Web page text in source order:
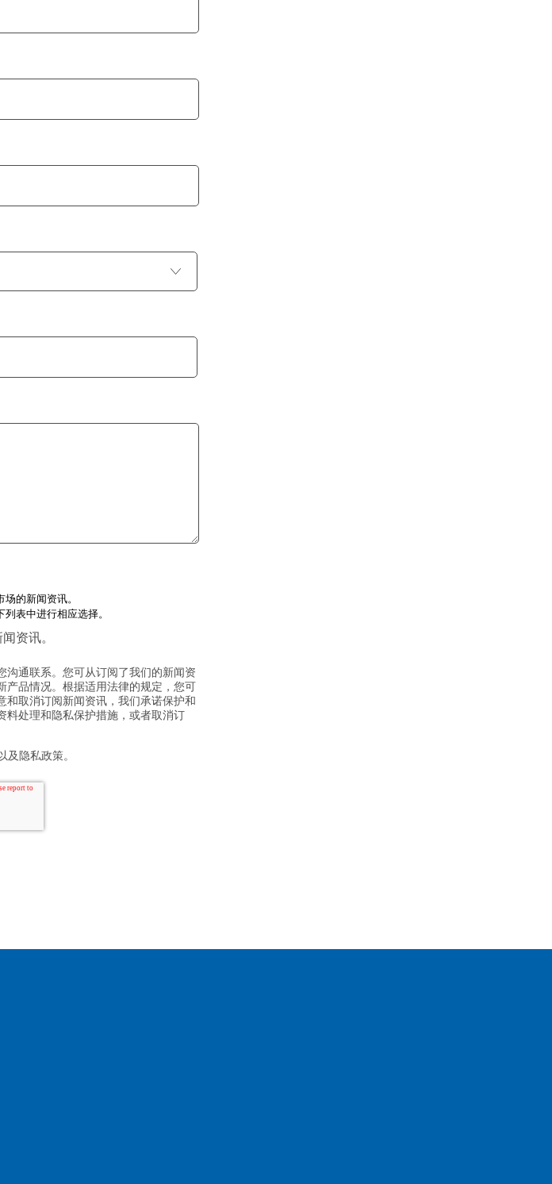
的新闻资讯。
表中进行相应选择。
资讯。
沟通联系。您可从订阅了我们的新闻资
产品情况。根据适用法律的规定，您可
和取消订阅新闻资讯，我们承诺保护和
料处理和隐私保护措施，或者取消订
隐私政策。